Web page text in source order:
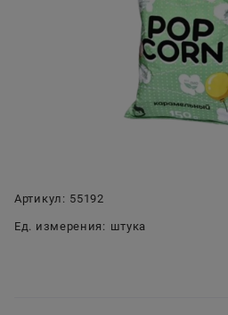
Артикул: 55192
Ед. измерения: штука